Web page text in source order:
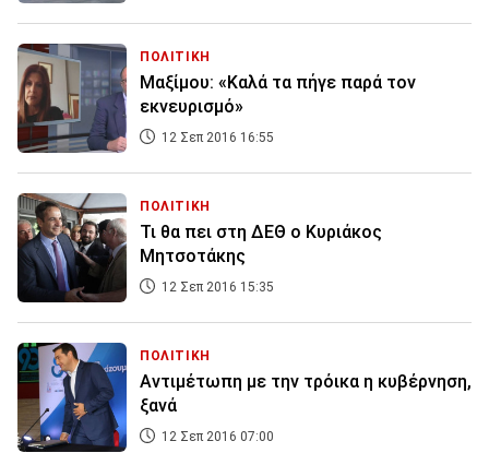
ΠΟΛΙΤΙΚΗ
Μαξίμου: «Καλά τα πήγε παρά τον
εκνευρισμό»
12 Σεπ 2016 16:55
ΠΟΛΙΤΙΚΗ
Τι θα πει στη ΔΕΘ ο Κυριάκος
Μητσοτάκης
12 Σεπ 2016 15:35
ΠΟΛΙΤΙΚΗ
Αντιμέτωπη με την τρόικα η κυβέρνηση,
ξανά
12 Σεπ 2016 07:00